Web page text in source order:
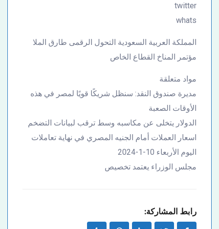
twitter
whats
المملكة العربية السعودية التحول الرقمى طارق الملا
مؤتمر المناخ القطاع الخاص
مواد متعلقة
مديرة صندوق النقد: سنظل شريكًا قويًا لمصر في هذه
الأوقات الصعبة
الدولار يتخلى عن مكاسبه وسط ترقب لبيانات التضخم
اسعار العملات أمام الجنيه المصري في نهاية تعاملات
اليوم الأربعاء 10-1-2024
مجلس الوزراء يعتمد تخصيص
رابط المشاركة: